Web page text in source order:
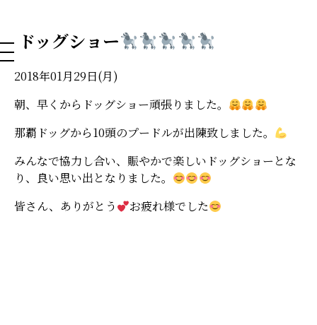
NAHA DOG GROOMING SCHOOL
ドッグショー
2018年01月29日(月)
朝、早くからドッグショー頑張りました。
那覇ドッグから10頭のプードルが出陳致しました。
みんなで協力し合い、賑やかで楽しいドッグショーとな
り、良い思い出となりました。
皆さん、ありがとう
お疲れ様でした